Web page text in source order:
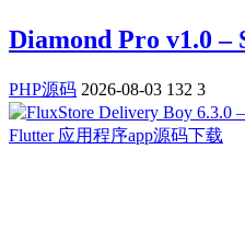
Diamond Pro v1.0 –
PHP源码 2026-08-03 132 3